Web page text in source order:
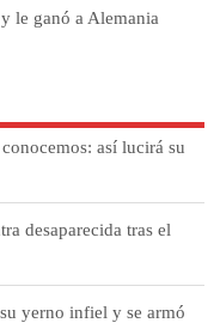
le ganó a Alemania
así lucirá su
desaparecida tras el
yerno infiel y se armó